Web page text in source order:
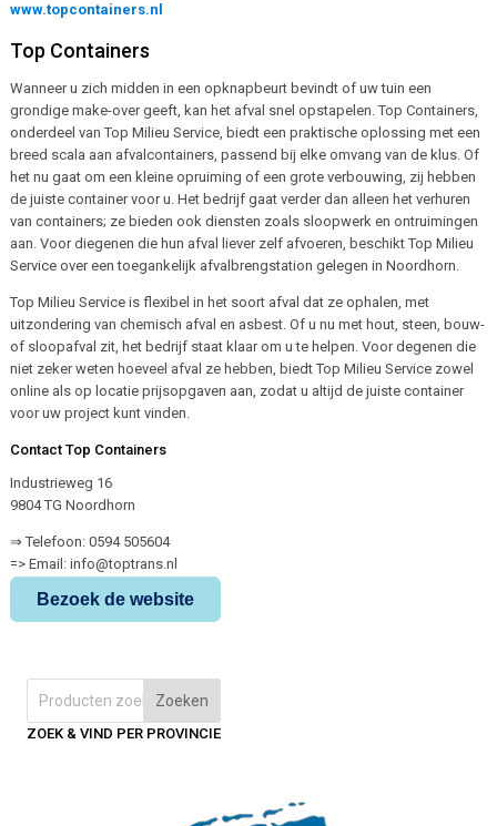
www.topcontainers.nl
Top Containers
Wanneer u zich midden in een opknapbeurt bevindt of uw tuin een
grondige make-over geeft, kan het afval snel opstapelen. Top Containers,
onderdeel van Top Milieu Service, biedt een praktische oplossing met een
breed scala aan afvalcontainers, passend bij elke omvang van de klus. Of
het nu gaat om een kleine opruiming of een grote verbouwing, zij hebben
de juiste container voor u. Het bedrijf gaat verder dan alleen het verhuren
van containers; ze bieden ook diensten zoals sloopwerk en ontruimingen
aan. Voor diegenen die hun afval liever zelf afvoeren, beschikt Top Milieu
Service over een toegankelijk afvalbrengstation gelegen in Noordhorn.
Top Milieu Service is flexibel in het soort afval dat ze ophalen, met
uitzondering van chemisch afval en asbest. Of u nu met hout, steen, bouw-
of sloopafval zit, het bedrijf staat klaar om u te helpen. Voor degenen die
niet zeker weten hoeveel afval ze hebben, biedt Top Milieu Service zowel
online als op locatie prijsopgaven aan, zodat u altijd de juiste container
voor uw project kunt vinden.
Contact Top Containers
Industrieweg 16
9804 TG Noordhorn
⇒ Telefoon: 0594 505604
=> Email: info@toptrans.nl
Bezoek de website
Zoeken
ZOEK & VIND PER PROVINCIE